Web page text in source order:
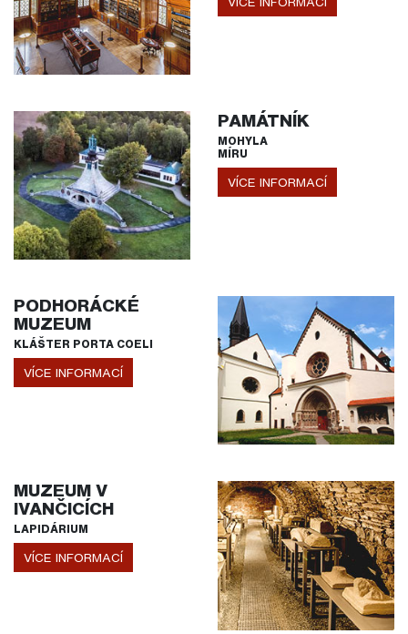
PAMÁTNÍK
MOHYLA
MÍRU
VÍCE INFORMACÍ
PODHORÁCKÉ
MUZEUM
KLÁŠTER PORTA COELI
VÍCE INFORMACÍ
MUZEUM V
IVANČICÍCH
LAPIDÁRIUM
VÍCE INFORMACÍ